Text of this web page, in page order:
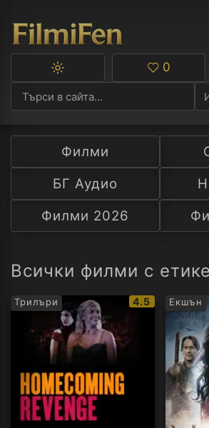
Превключване
тъмна
тема
Любими
0
Филми
БГ Аудио
Филми 2026
Всички филми с
Трилъри
IMDb
рейтинг:
4.5 Екшън